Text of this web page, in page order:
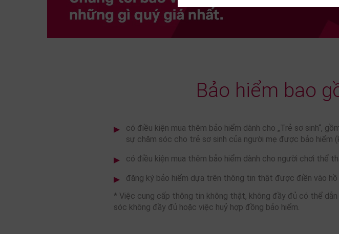
Bảo hiểm bao
có điều kiện mua thêm bảo hiểm dành cho „Trẻ sơ sinh“,
sự chăm sóc cho trẻ sơ sinh của người mẹ được bảo hiểm
có điều kiện mua thêm bảo hiểm dành cho người chơi thể
đăng ký bảo hiểm dựa trên thông tin thật được điền vào
* Việc cung cấp thông tin không thật, không đầy đủ có thể
sóc không đầy đủ hoặc việc huỷ hợp đồng bảo hiểm.